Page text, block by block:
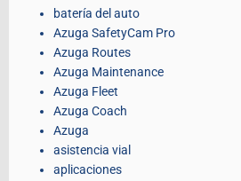
batería del auto
Azuga SafetyCam Pro
Azuga Routes
Azuga Maintenance
Azuga Fleet
Azuga Coach
Azuga
asistencia vial
aplicaciones